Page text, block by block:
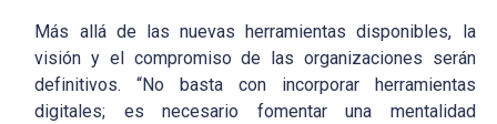
Más allá de las nuevas herramientas disponibles, la
visión y el compromiso de las organizaciones serán
definitivos. “No basta con incorporar herramientas
digitales; es necesario fomentar una mentalidad